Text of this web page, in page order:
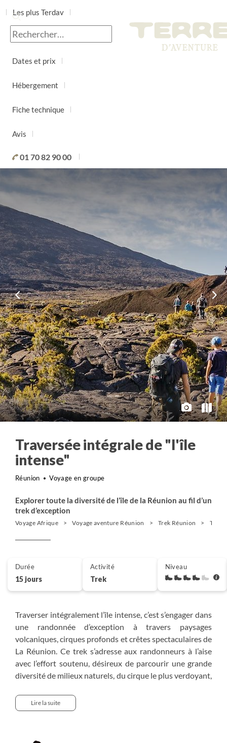
Les plus Terdav
Jour par jour
Dates et prix
Hébergement
Fiche technique
Avis
01 70 82 90 00
Traversée intégrale de "l'île
intense"
Réunion Voyage en groupe
Explorer toute la diversité de l’île de la Réunion au fil d’un
trek d’exception
Voyage Afrique Voyage aventure Réunion Trek Réunion
Traverser intégralement l’île intense, c’est s’engager dans
une randonnée d’exception à travers paysages
volcaniques, cirques profonds et crêtes spectaculaires de
La Réunion. Ce trek s’adresse aux randonneurs à l’aise
avec l’effort soutenu, désireux de parcourir une grande
diversité de milieux naturels, du cirque le plus verdoyant,
passant par le cirque isolé de Mafate, le plus sauvage.
Vous gravirez les sommets emblématiques, dont le Piton
Lire la suite
Durée
15 jours
Activité
Trek
Niveau